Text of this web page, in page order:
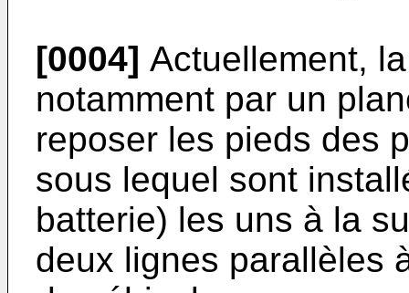
[0004] Actuellement,
notamment par un
reposer les pieds des
sous lequel sont
batterie) les uns à la
deux lignes parallèles